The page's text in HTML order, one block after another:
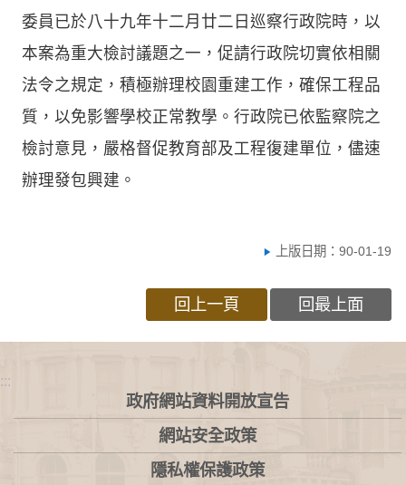
委員已於八十九年十二月廿二日巡察行政院時，以
本案為重大檢討議題之一，促請行政院切實依相關
法令之規定，積極辦理校園重建工作，確保工程品
質，以免影響學校正常教學。行政院已依監察院之
檢討意見，嚴格督促教育部及工程復建單位，儘速
辦理發包興建。
上版日期：90-01-19
回上一頁 回最上面
:::
政府網站資料開放宣告
網站安全政策
隱私權保護政策